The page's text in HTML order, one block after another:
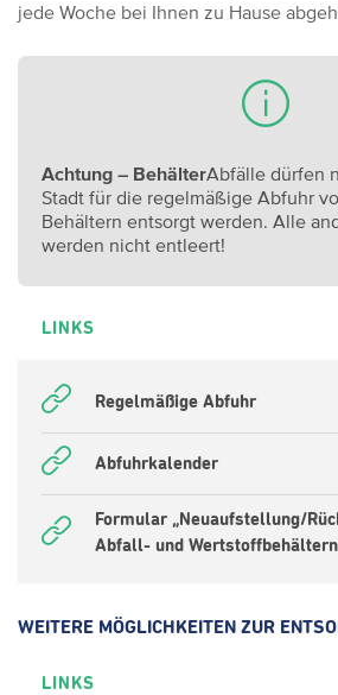
jede Woche bei Ihnen zu Hause
Achtung – BehälterAbfälle dürfen
Stadt für die regelmäßige Abfuhr
Behältern entsorgt werden. Alle
werden nicht entleert!
LINKS
Regelmäßige Abfuhr
Abfuhrkalender
Formular „Neuaufstellung/
Abfall- und
WEITERE MÖGLICHKEITEN ZUR
LINKS